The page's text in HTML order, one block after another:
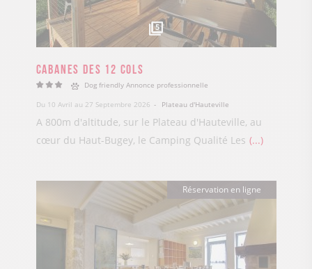
5
Cabanes des 12 Cols
Dog friendly Annonce professionnelle
Du 10 Avril au 27 Septembre 2026
Plateau d'Hauteville
A 800m d'altitude, sur le Plateau d'Hauteville, au
cœur du Haut-Bugey, le Camping Qualité Les ...
Réservation en ligne